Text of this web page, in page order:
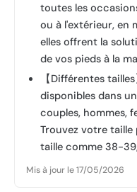
toutes les
ou à l'extérieur, en
elles offrent la
de vos pieds à la
【Différentes
disponibles dans
couples, hommes,
Trouvez votre
taille comme 38-
Mis à jour le 17/05/2026